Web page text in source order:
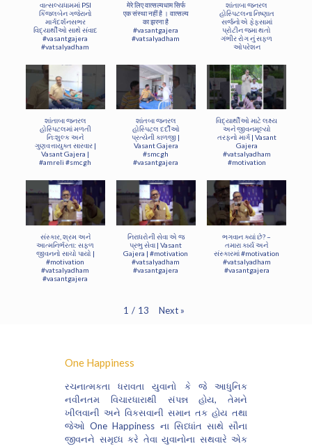
વાત્સલ્યધામમાં PSI
કિંજલબેન ગજેરાનો
માર્ગદર્શનસભર
વિદ્યાર્થીઓ સાથે સંવાદ
#vasantgajera
#vatsalyadham
मेरे लिए वात्सल्यधाम सिर्फ
एक संस्था नहीं है । वात्सल्य
का झरना है
#vasantgajera
#vatsalyadham
શાંતાબા જનરલ
હોસ્પિટલના નિષ્ણાત
સર્જનોએ ફેફસામાં
પ્રોટીન જમા થતો
ગંભીર રોગ નું સફળ
ઓપરેશન
શાંતાબા જનરલ
હોસ્પિટલમાં મળતી
નિઃશુલ્ક અને
ગુણવત્તાયુક્ત સારવાર |
Vasant Gajera |
#amreli #smcgh
શાંતબા જનરલ
હોસ્પિટલ દર્દીઓ
પ્રત્યેની કાળજી |
Vasant Gajera
#smcgh
#vasantgajera
વિદ્યાર્થીઓ માટે લક્ષ્ય
અને જીવનમૂલ્યો
તરફનો માર્ગ | Vasant
Gajera
#vatsalyadham
#motivation
સંસ્કાર, શ્રમ અને
આત્મનિર્ભરતા: સફળ
જીવનનો સાચો પાયો |
#motivation
#vatsalyadham
#vasantgajera
નિરાધરોની સેવા એ જ
પ્રભુ સેવા | Vasant
Gajera | #motivation
#vatsalyadham
#vasantgajera
ભગવાન ક્યાં છે? –
તમારા કાર્ય અને
સંસ્કારમાં #motivation
#vatsalyadham
#vasantgajera
1 / 13 Next »
One Happiness
રચનાત્મકતા ધરાવતા યુવાનો કે જે આધુનિક
નવીનતમ વિચારધારાથી સંપન્ન હોય, તેમને
ખીલવાની અને વિકસવાની સમાન તક હોય તથા
જેઓ One Happiness ના સિધ્ધાંત સાથે સૌના
જીવનને સમૃધ્ધ કરે તેવા યુવાનોના સથવારે એક